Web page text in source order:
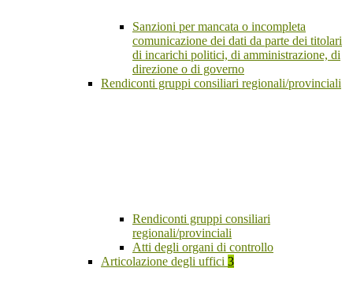
Sanzioni per mancata o incompleta
comunicazione dei dati da parte dei titolari
di incarichi politici, di amministrazione, di
direzione o di governo
Rendiconti gruppi consiliari regionali/provinciali
Rendiconti gruppi consiliari
regionali/provinciali
Atti degli organi di controllo
Articolazione degli uffici 3